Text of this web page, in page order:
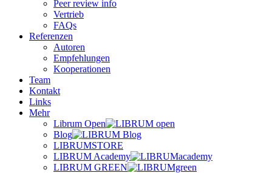
Peer review info
Vertrieb
FAQs
Referenzen
Autoren
Empfehlungen
Kooperationen
Team
Kontakt
Links
Mehr
Librum Open
Blog
LIBRUMSTORE
LIBRUM Academy
LIBRUM GREEN